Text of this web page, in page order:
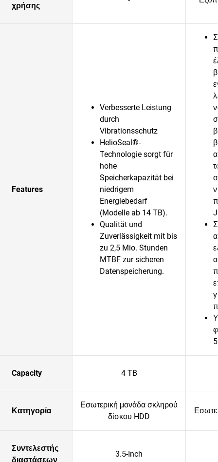
χρήσης
Features
Verbesserte Leistung
durch
Vibrationsschutz
HelioSeal®-
Technologie sorgt für
hohe
Speicherkapazität bei
niedrigem
Energiebedarf
(Modelle ab 14 TB).
Qualität und
Zuverlässigkeit mit bis
zu 2,5 Mio. Stunden
MTBF zur sicheren
Datenspeicherung.
Capacity 4 TB
Κατηγορία
Εσωτερική μονάδα σκληρού
δίσκου HDD
Συντελεστής
διαστάσεων
3.5-Inch